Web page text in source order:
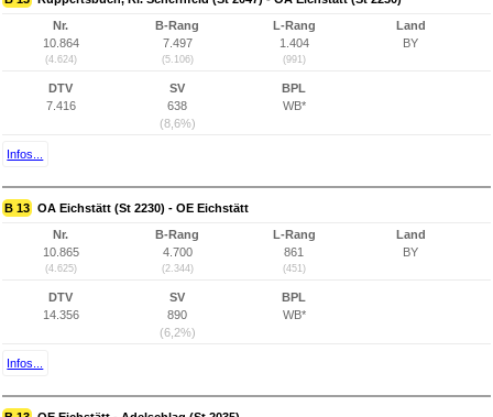
Nr.
10.864
(4.624)
B-Rang
7.497
(5.106)
L-Rang
1.404
(991)
Land
BY
DTV
7.416
SV
638
(8,6%)
BPL
WB*
Infos...
B 13 OA Eichstätt (St 2230) - OE Eichstätt
Nr.
10.865
(4.625)
B-Rang
4.700
(2.344)
L-Rang
861
(451)
Land
BY
DTV
14.356
SV
890
(6,2%)
BPL
WB*
Infos...